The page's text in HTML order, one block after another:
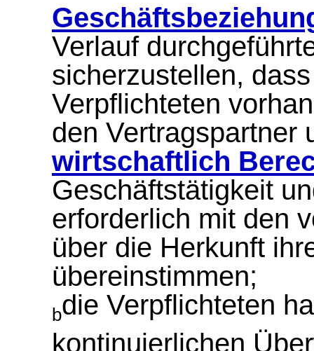
Verlauf
sicherzustellen,
Verpflichteten
den Vertragspartner
wirtschaftlich
Geschäftstätigkeit
erforderlich mit den
über die Herkunft
übereinstimmen;
bdie Verpflichteten
kontinuierlichen